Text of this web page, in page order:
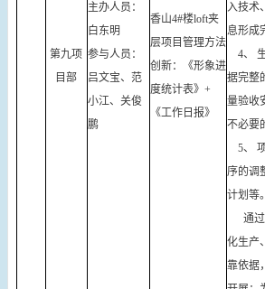
第九项
目部
主办人员：
白东明
参与人员：
吕文宝、范
小江、关俊
鹏
香山4#楼loft夹
层项目管理方法
创新：《形象进
度统计表》+
《工作日报》
入技术
息形成
4、
据完整
量验收
不必要
5、
序的调
计划等。
通过
化生产
靠依据